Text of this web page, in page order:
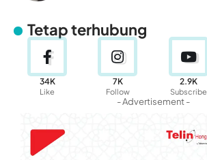
Tetap terhubung
34K
Like
7K
Follow
2.9K
Subscribe
- Advertisement -